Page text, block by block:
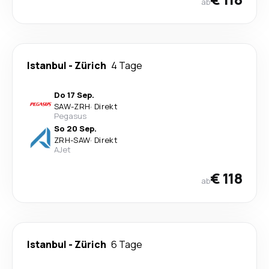
Istanbul - Zürich 4 Tage
Do 17 Sep.
SAW-ZRH· Direkt
Pegasus
So 20 Sep.
ZRH-SAW· Direkt
AJet
ab€ 118
Istanbul - Zürich 6 Tage